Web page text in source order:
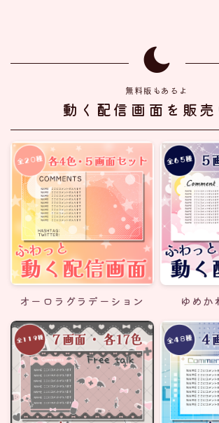
無料版もあるよ
動く配信画面を販売
オーロラグラデーション ゆめか